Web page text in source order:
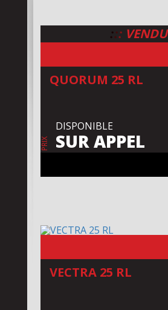
::: VENDU
QUORUM 25 RL
PRIX
DISPONIBLE
SUR APPEL
VECTRA 25 RL